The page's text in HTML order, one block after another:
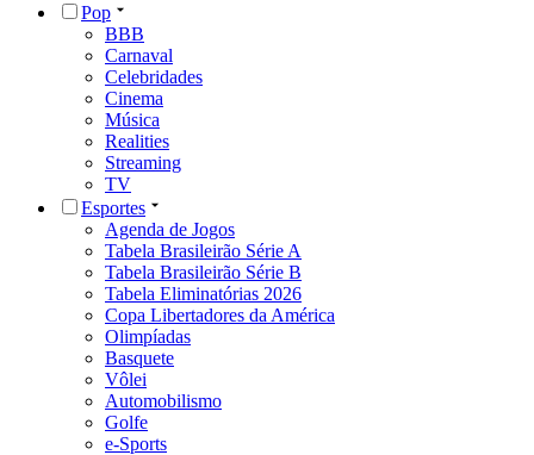
Pop
BBB
Carnaval
Celebridades
Cinema
Música
Realities
Streaming
TV
Esportes
Agenda de Jogos
Tabela Brasileirão Série A
Tabela Brasileirão Série B
Tabela Eliminatórias 2026
Copa Libertadores da América
Olimpíadas
Basquete
Vôlei
Automobilismo
Golfe
e-Sports